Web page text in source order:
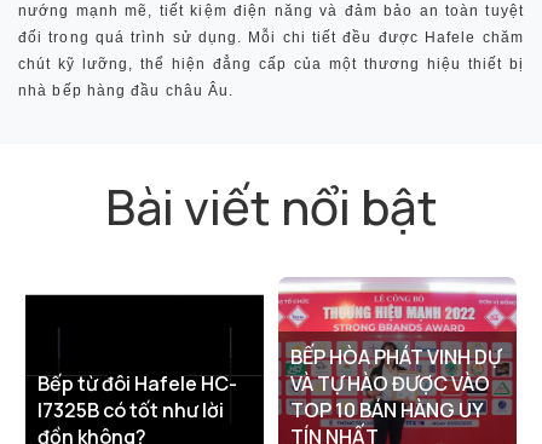
nướng mạnh mẽ , tiết kiệm điện năng và đảm bảo an toàn tuyệt
đối trong quá trình sử dụng. Mỗi chi tiết đều được Hafele chăm
chút kỹ lưỡng, thể hiện đẳng cấp của một thương hiệu thiết bị
nhà bếp hàng đầu châu Âu.
Bài viết nổi bật
Bếp từ đôi Hafele HC-
I7325B có tốt như lời
đồn không?
BẾP HÒA PHÁT VINH DỰ
VÀ TỰ HÀO ĐƯỢC VÀO
TOP 10 BÁN HÀNG UY
TÍN NHẤT